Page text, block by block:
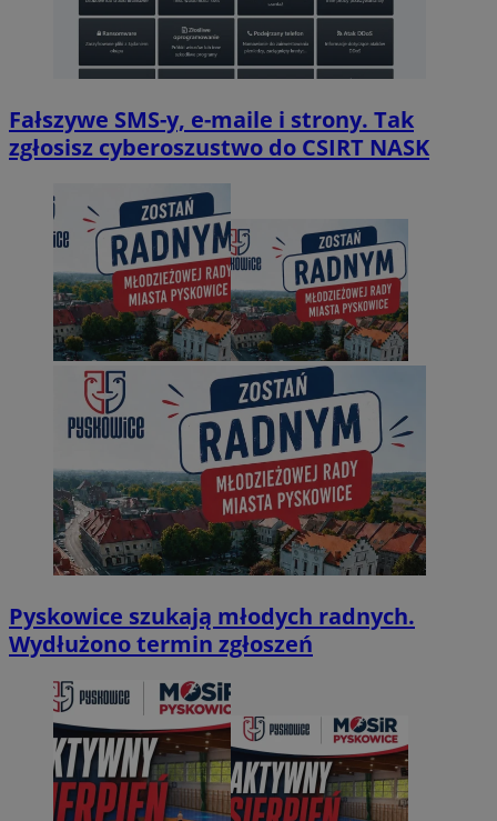
Fałszywe SMS-y, e-maile i strony. Tak
zgłosisz cyberoszustwo do CSIRT NASK
Pyskowice szukają młodych radnych.
Wydłużono termin zgłoszeń